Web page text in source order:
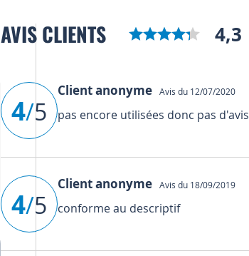
AVIS CLIENTS 4,3
4/5
Client anonyme Avis du 12/07/2020
pas encore utilisées donc pas d'avis
4/5
Client anonyme Avis du 18/09/2019
conforme au descriptif